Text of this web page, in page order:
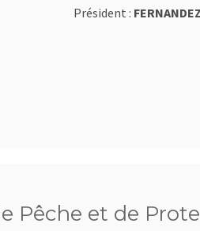
Président :
Pêche et de